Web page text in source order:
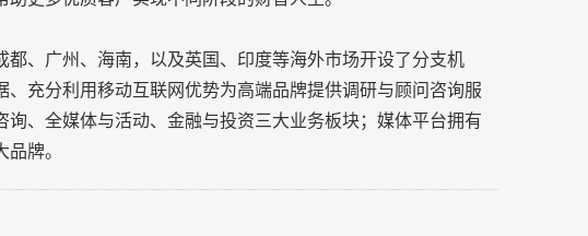
都、广州、海南，以及英国、印度等海外市场开设了分支机
充分利用移动互联网优势为高端品牌提供调研与顾问咨询服
、全媒体与活动、金融与投资三大业务板块；媒体平台拥有
牌。